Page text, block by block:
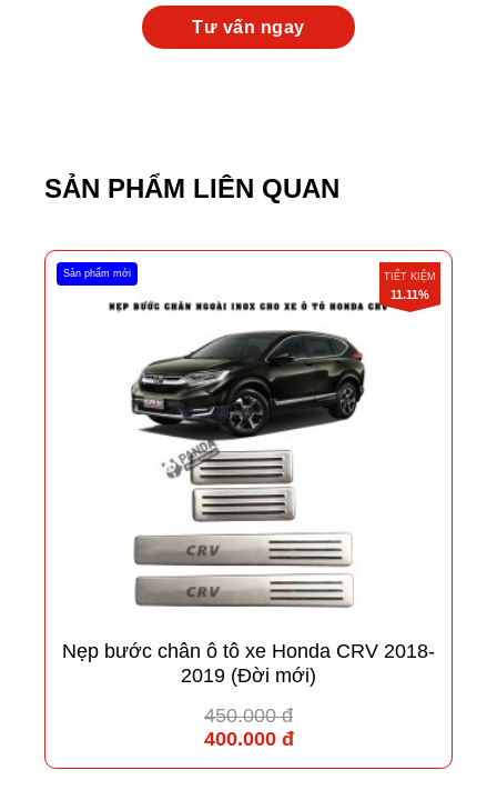
SẢN PHẨM LIÊN QUAN
Sản phẩm mới TIẾT KIỆM
11.11%
Nẹp bước chân ô tô xe Honda CRV 2018-
2019 (Đời mới)
450.000 đ
400.000 đ